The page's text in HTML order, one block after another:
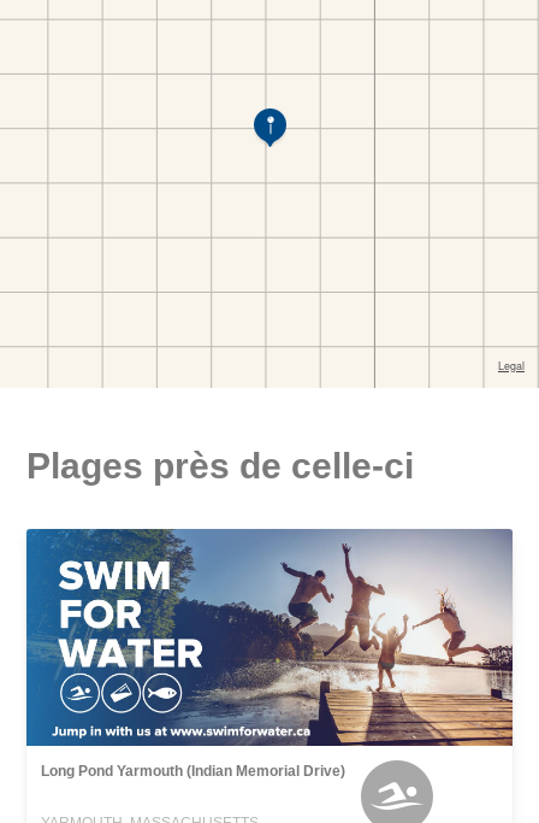
Plages près de celle-ci
Long Pond Yarmouth (Indian Memorial Drive)